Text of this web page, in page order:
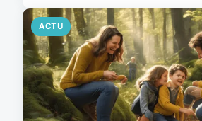
ACTU